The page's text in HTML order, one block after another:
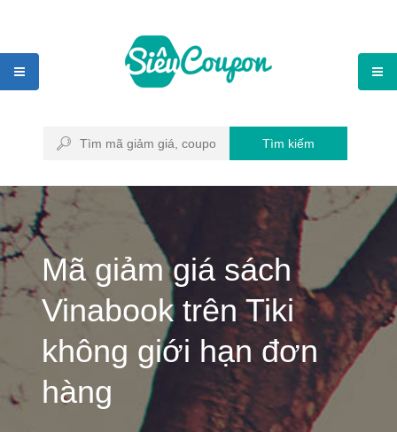
Tìm kiếm
Mã giảm giá sách
Vinabook trên Tiki
không giới hạn đơn
hàng